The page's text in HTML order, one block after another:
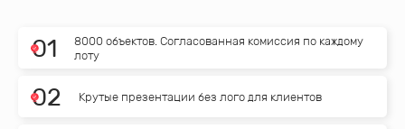
01
8000 объектов. Согласованная комиссия по каждому
лоту
02 Крутые презентации без лого для клиентов